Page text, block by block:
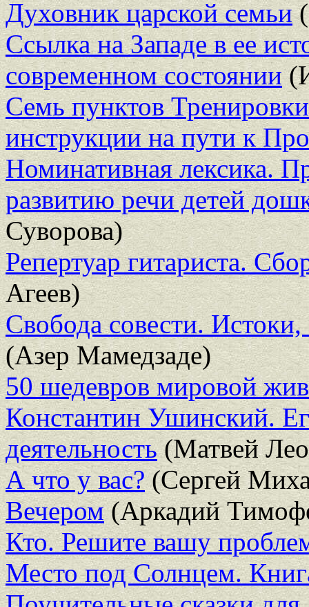
Духовник царской семьи
Ссылка на Западе в ее
современном состоянии
Семь пунктов
инструкции на пути к
Номинативная лексика.
развитию речи детей
Суворова)
Репертуар гитариста.
Агеев)
Свобода совести. Истоки,
(Азер Мамедзаде)
50 шедевров мировой
Константин Ушинский.
деятельность(Матвей
А что у вас?(Сергей
Вечером(Аркадий
Кто. Решите вашу
Место под Солнцем.